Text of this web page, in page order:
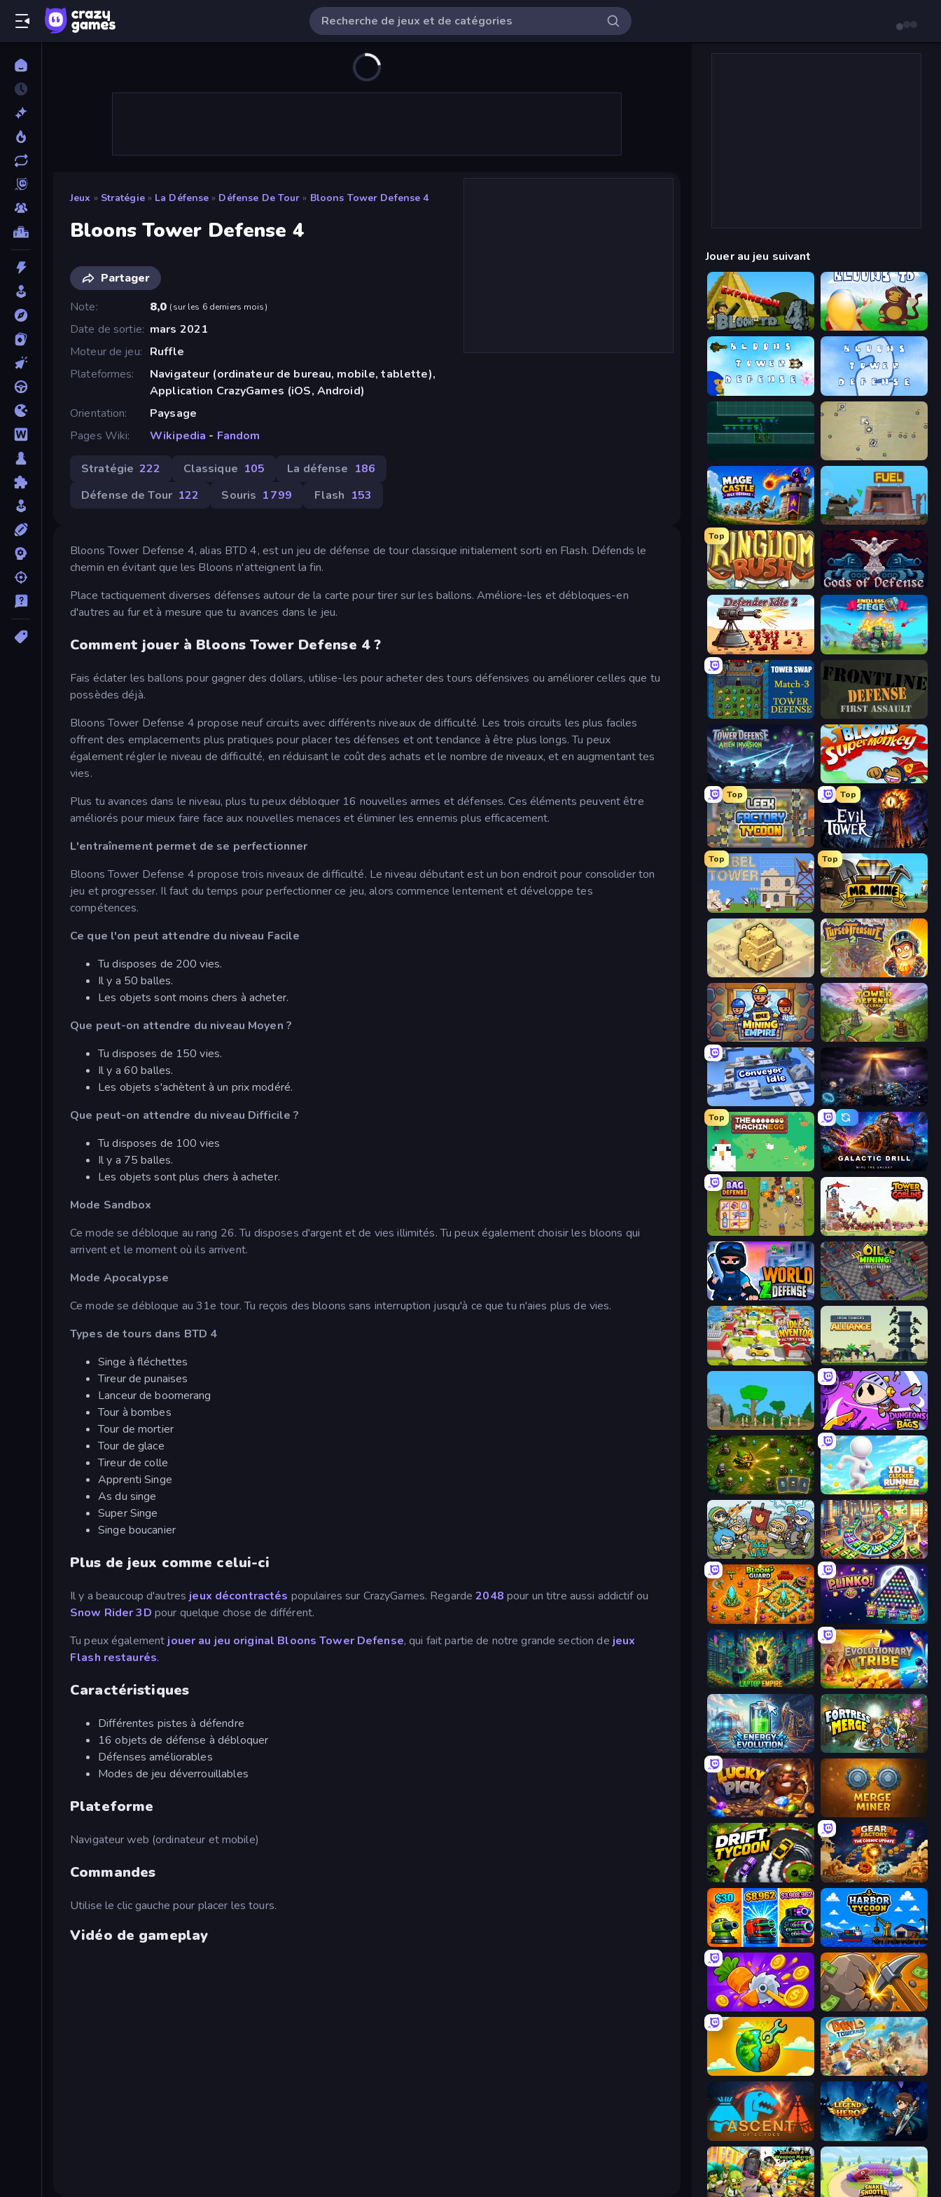
Jeux » Stratégie » La Défense » Défense De Tour » Bloons Tower Defense 4
Bloons Tower Defense 4
Partager
Note
8,0 (sur les 6 derniers mois)
Date de sortie mars 2021
Moteur de jeu
Ruffle
Plateformes
Navigateur (ordinateur de bureau, mobile, tablette),
Application CrazyGames (iOS, Android)
Orientation
Paysage
Pages Wiki
Wikipedia - Fandom
Stratégie 222 Classique 105 La défense 186
Défense de Tour 122 Souris 1 799 Flash 153
Bloons Tower Defense 4, alias BTD 4, est un jeu de défense de tour classique initialement sorti en Flash. Défends le
chemin en évitant que les Bloons n'atteignent la fin.
Place tactiquement diverses défenses autour de la carte pour tirer sur les ballons. Améliore-les et débloques-en
d'autres au fur et à mesure que tu avances dans le jeu.
Comment jouer à Bloons Tower Defense 4 ?
Fais éclater les ballons pour gagner des dollars, utilise-les pour acheter des tours défensives ou améliorer celles que tu
possèdes déjà.
Bloons Tower Defense 4 propose neuf circuits avec différents niveaux de difficulté. Les trois circuits les plus faciles
offrent des emplacements plus pratiques pour placer tes défenses et ont tendance à être plus longs. Tu peux
également régler le niveau de difficulté, en réduisant le coût des achats et le nombre de niveaux, et en augmentant tes
vies.
Plus tu avances dans le niveau, plus tu peux débloquer 16 nouvelles armes et défenses. Ces éléments peuvent être
améliorés pour mieux faire face aux nouvelles menaces et éliminer les ennemis plus efficacement.
L'entraînement permet de se perfectionner
Bloons Tower Defense 4 propose trois niveaux de difficulté. Le niveau débutant est un bon endroit pour consolider ton
jeu et progresser. Il faut du temps pour perfectionner ce jeu, alors commence lentement et développe tes
compétences.
Ce que l'on peut attendre du niveau Facile
Tu disposes de 200 vies.
Il y a 50 balles.
Les objets sont moins chers à acheter.
Que peut-on attendre du niveau Moyen ?
Tu disposes de 150 vies.
Il y a 60 balles.
Les objets s'achètent à un prix modéré.
Que peut-on attendre du niveau Difficile ?
Tu disposes de 100 vies
Il y a 75 balles.
Les objets sont plus chers à acheter.
Mode Sandbox
Ce mode se débloque au rang 26. Tu disposes d'argent et de vies illimités. Tu peux également choisir les bloons qui
arrivent et le moment où ils arrivent.
Mode Apocalypse
Ce mode se débloque au 31e tour. Tu reçois des bloons sans interruption jusqu'à ce que tu n'aies plus de vies.
Types de tours dans BTD 4
Singe à fléchettes
Tireur de punaises
Lanceur de boomerang
Tour à bombes
Tour de mortier
Tour de glace
Tireur de colle
Apprenti Singe
As du singe
Super Singe
Singe boucanier
Plus de jeux comme celui-ci
Il y a beaucoup d'autres jeux décontractés populaires sur CrazyGames. Regarde2048 pour un titre aussi addictif ou
Snow Rider 3D pour quelque chose de différent.
Tu peux également jouer au jeu original Bloons Tower Defense, qui fait partie de notre grande section de jeux
Flash restaurés.
Caractéristiques
Différentes pistes à défendre
16 objets de défense à débloquer
Défenses améliorables
Modes de jeu déverrouillables
Plateforme
Navigateur web (ordinateur et mobile)
Commandes
Utilise le clic gauche pour placer les tours.
Vidéo de gameplay
Jouer au jeu suivant
Bloons Tower Defense 4 Expansion Bloons Tower Defense
Desktop Tower Defense
Mage Castle Idle Defense Motherload
Top
Kingdom Rush Gods of Defense
Defender Idle 2 Endless Siege
Tower Swap Frontline Defense
Tower Defense - Alien Invasion Bloons Super Monkey
Top
Leek Factory Tycoon
Top
Evil Tower
Top
Babel Tower
Top
Mr. Mine
City Blocks Cursed Treasure 2
Idle Mining Empire Tower Defense Clash
Conveyor Idle The Last Lighthouse
Top
The MachinEGG Galactic Drill
Bag Defense Tower vs Goblins
World Z Defense - Zombie Defense Oil Mining 3D: Petrol Factory
Idle Inventor Iron Towers Alliance
Age Of War Dungeons and Bags
Tiny Ranger Idle Clicker Runner
Raid Heroes: Total War Money Factory: Tycoon Idle Game
BloomGuard PLINKO!
Laptop Empire Evolutionary Tribe
Energy Evolution Fortress Merge
Lucky Pick Merge Miner
Drift Tycoon Gear Factory
Pumpkin Defense: Merge Cannon Harbor Tycoon
Farm Ring Idle Mine Clicker
Land Explorers: Merge & Build Day D Tower Rush
Ascent of Echoes Legend of Hero